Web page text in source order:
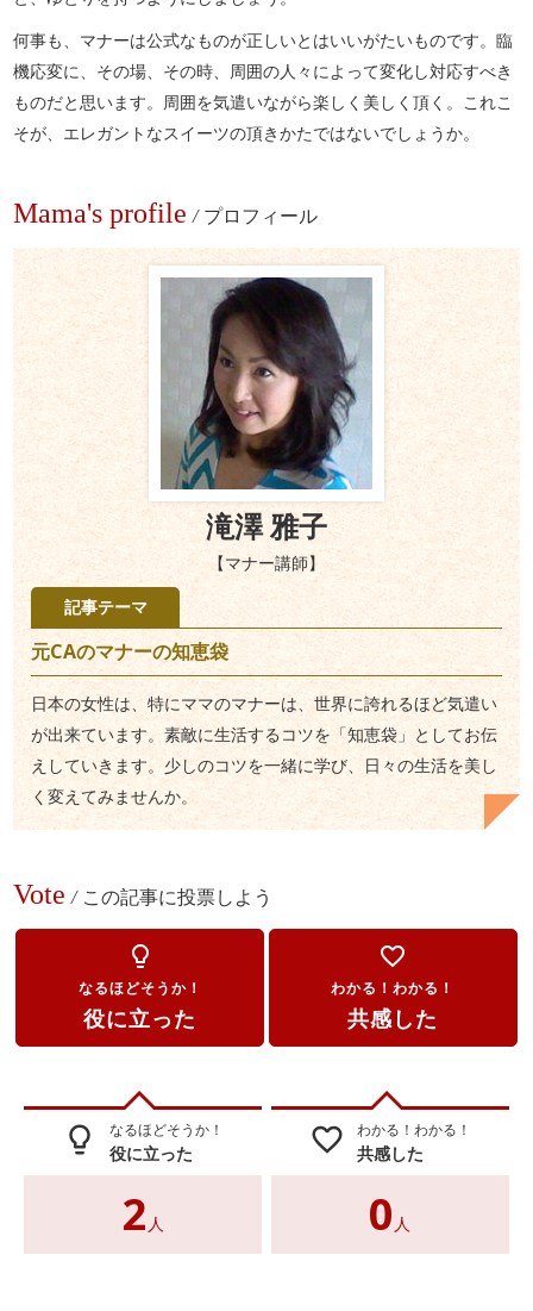
何事も、マナーは公式なものが正しいとはいいがたいものです。臨
機応変に、その場、その時、周囲の人々によって変化し対応すべき
ものだと思います。周囲を気遣いながら楽しく美しく頂く。これこ
そが、エレガントなスイーツの頂きかたではないでしょうか。
Mama's profile / プロフィール
滝澤 雅子
【マナー講師】
記事テーマ
元CAのマナーの知恵袋
日本の女性は、特にママのマナーは、世界に誇れるほど気遣い
が出来ています。素敵に生活するコツを「知恵袋」としてお伝
えしていきます。少しのコツを一緒に学び、日々の生活を美し
く変えてみませんか。
Vote / この記事に投票しよう
lightbulb_outline
なるほどそうか！
役に立った
favorite_border
わかる！わかる！
共感した
lightbulb_outline なるほどそうか！
役に立った
2 人
favorite_border わかる！わかる！
共感した
0 人